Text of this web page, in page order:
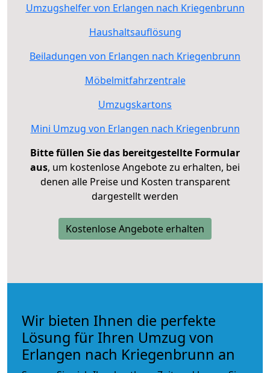
Umzugshelfer von Erlangen nach Kriegenbrunn
Haushaltsauflösung
Beiladungen von Erlangen nach Kriegenbrunn
Möbelmitfahrzentrale
Umzugskartons
Mini Umzug von Erlangen nach Kriegenbrunn
Bitte füllen Sie das bereitgestellte Formular
aus, um kostenlose Angebote zu erhalten, bei
denen alle Preise und Kosten transparent
dargestellt werden
Kostenlose Angebote erhalten
Wir bieten Ihnen die perfekte
Lösung für Ihren Umzug von
Erlangen nach Kriegenbrunn an